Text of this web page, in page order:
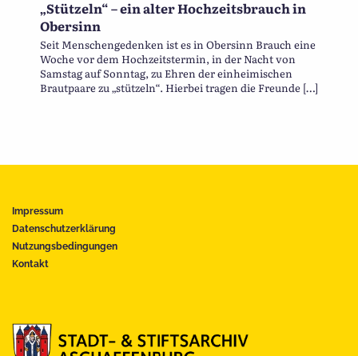
„Stützeln“ – ein alter Hochzeitsbrauch in
Obersinn
Seit Menschengedenken ist es in Obersinn Brauch eine
Woche vor dem Hochzeitstermin, in der Nacht von
Samstag auf Sonntag, zu Ehren der einheimischen
Brautpaare zu „stützeln“. Hierbei tragen die Freunde […]
Impressum
Datenschutzerklärung
Nutzungsbedingungen
Kontakt